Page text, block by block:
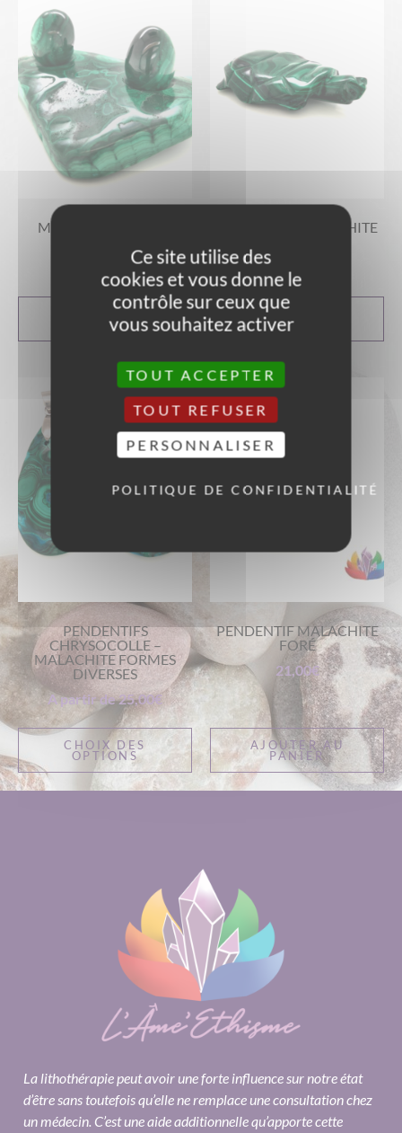
MALACHITE FORME
AJOUTER AU
PANIER
TORTUE EN MALACHITE
AJOUTER AU
PANIER
PENDENTIFS
CHRYSOCOLLE –
MALACHITE FORMES
DIVERSES
A partir de25,00€
CHOIX DES
OPTIONS
PENDENTIF MALACHITE
FORÉ
21,00€
AJOUTER AU
PANIER
La lithothérapie peut avoir une forte influence sur notre état
d’être sans toutefois qu’elle ne remplace une consultation chez
un médecin. C’est une aide additionnelle qu’apporte cette
Ce site utilise des
cookies et vous donne le
contrôle sur ceux que
vous souhaitez activer
TOUT ACCEPTER
TOUT REFUSER
PERSONNALISER
POLITIQUE DE CONFIDENTIALITÉ